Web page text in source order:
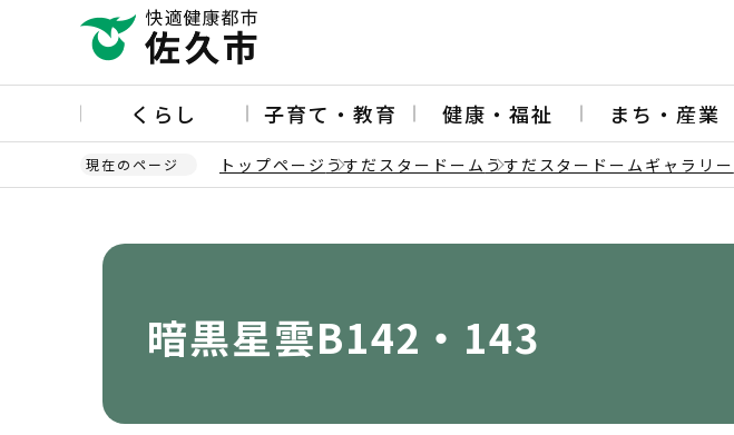
ー
の
くらし 子育て・教育 健康・福祉 まち・産業
現在のページ トップページ うすだスタードーム うすだスタードームギャラリー
暗黒星雲B142・143